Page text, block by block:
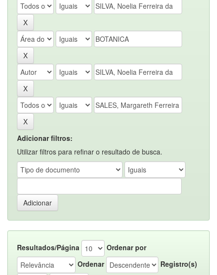
Adicionar filtros:
Utilizar filtros para refinar o resultado de busca.
Resultados/Página
Ordenar por
Ordenar
Registro(s)